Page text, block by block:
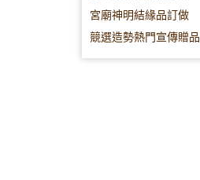
宮廟神明結緣品訂做
競選造勢熱門宣傳贈品